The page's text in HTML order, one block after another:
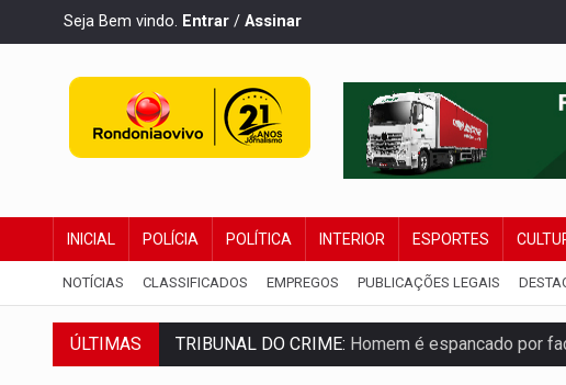
Seja Bem vindo. Entrar / Assinar
INICIAL POLÍCIA POLÍTICA INTERIOR ESPORTES
NOTÍCIAS CLASSIFICADOS EMPREGOS PUBLICAÇÕES LEGAIS
ÚLTIMAS
TRIBUNAL DO CRIME:Homem é espancado por
VÍDEO:Perseguição é registrada no shopping